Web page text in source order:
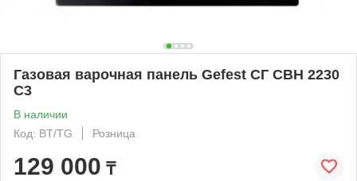
Газовая варочная панель Gefest СГ СВН 2230
C3
В наличии
Код: BT/TG
Розница
129 000 ₸